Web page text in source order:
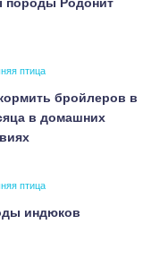
птица
бройлеров в
в домашних
птица
индюков